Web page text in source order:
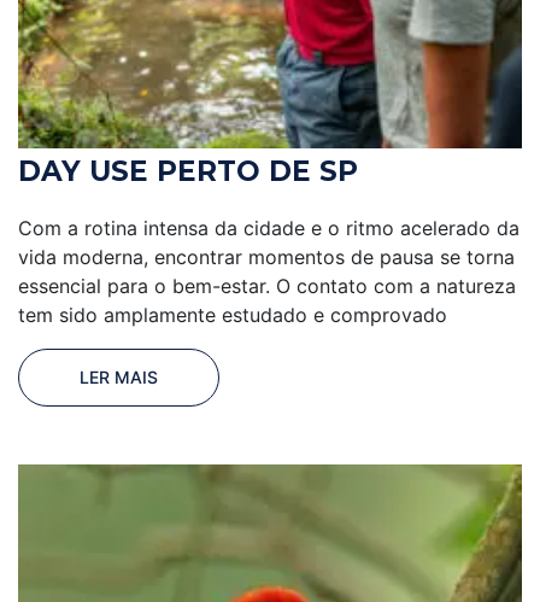
DAY USE PERTO DE SP
Com a rotina intensa da cidade e o ritmo acelerado da
vida moderna, encontrar momentos de pausa se torna
essencial para o bem-estar. O contato com a natureza
tem sido amplamente estudado e comprovado
LER MAIS